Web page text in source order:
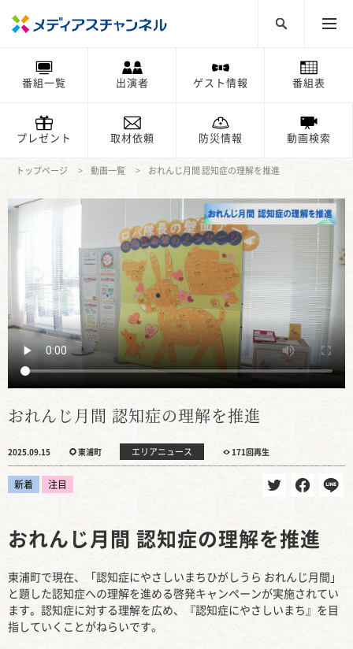
番組一覧 出演者 ゲスト情報 番組表
プレゼント 取材依頼 防災情報 動画検索
トップページ 動画一覧 おれんじ月間 認知症の理解を推進
おれんじ月間 認知症の理解を推進
2025.09.15 東浦町 エリアニュース 171回再生
新着 注目
おれんじ月間 認知症の理解を推進
東浦町で現在、「認知症にやさしいまちひがしうら おれんじ月間」
と題した認知症への理解を進める啓発キャンペーンが実施されてい
ます。認知症に対する理解を広め、『認知症にやさしいまち』を目
指していくことがねらいです。